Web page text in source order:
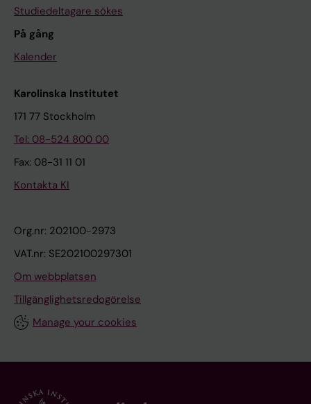
Studiedeltagare sökes
På gång
Kalender
Karolinska Institutet
171 77 Stockholm
Tel: 08-524 800 00
Fax: 08-31 11 01
Kontakta KI
Org.nr: 202100-2973
VAT.nr: SE202100297301
Om webbplatsen
Tillgänglighetsredogörelse
Manage your cookies